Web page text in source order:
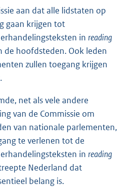
aan dat alle lidstaten op
gaan krijgen tot
in reading
de hoofdsteden. Ook leden
zullen toegang krijgen
.
net als vele andere
van de Commissie om
van nationale parlementen,
te verlenen tot de
in reading
Nederland dat
belang is.